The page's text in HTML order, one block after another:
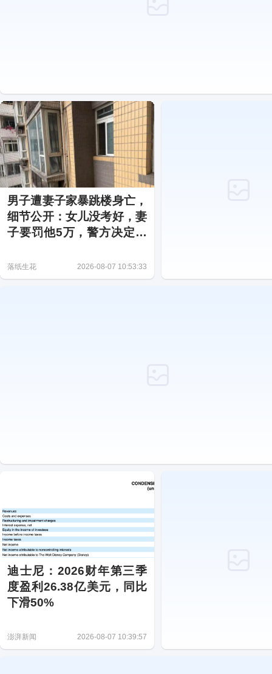
男子遭妻子家暴跳楼身亡，
细节公开：女儿没考好，妻
子要罚他5万，警方决定不
落纸生花 2026-08-07 10:53:33
迪士尼：2026财年第三季
度盈利26.38亿美元，同比
下滑50%
澎湃新闻 2026-08-07 10:39:57